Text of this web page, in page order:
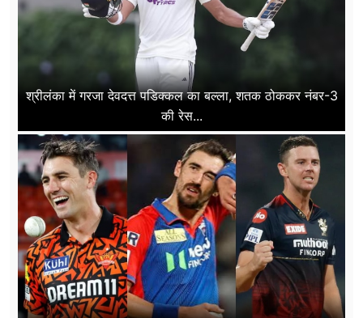
श्रीलंका में गरजा देवदत्त पडिक्कल का बल्ला, शतक ठोककर नंबर-3
की रेस...